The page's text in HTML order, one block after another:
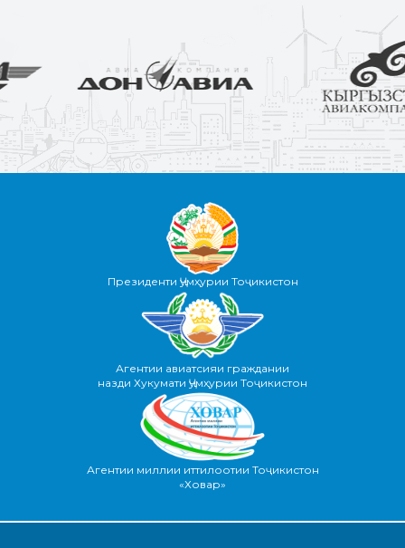
Президенти Ҷумҳурии Тоҷикистон
Агентии авиатсияи граждании
назди Хукумати Ҷумҳурии Тоҷикистон
Агентии миллии иттилоотии Тоҷикистон
«Ховар»